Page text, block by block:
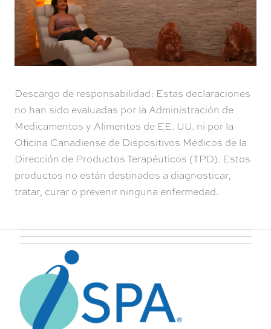
Descargo de responsabilidad: Estas declaraciones
no han sido evaluadas por la Administración de
Medicamentos y Alimentos de EE. UU. ni por la
Oficina Canadiense de Dispositivos Médicos de la
Dirección de Productos Terapéuticos (TPD). Estos
productos no están destinados a diagnosticar,
tratar, curar o prevenir ninguna enfermedad.